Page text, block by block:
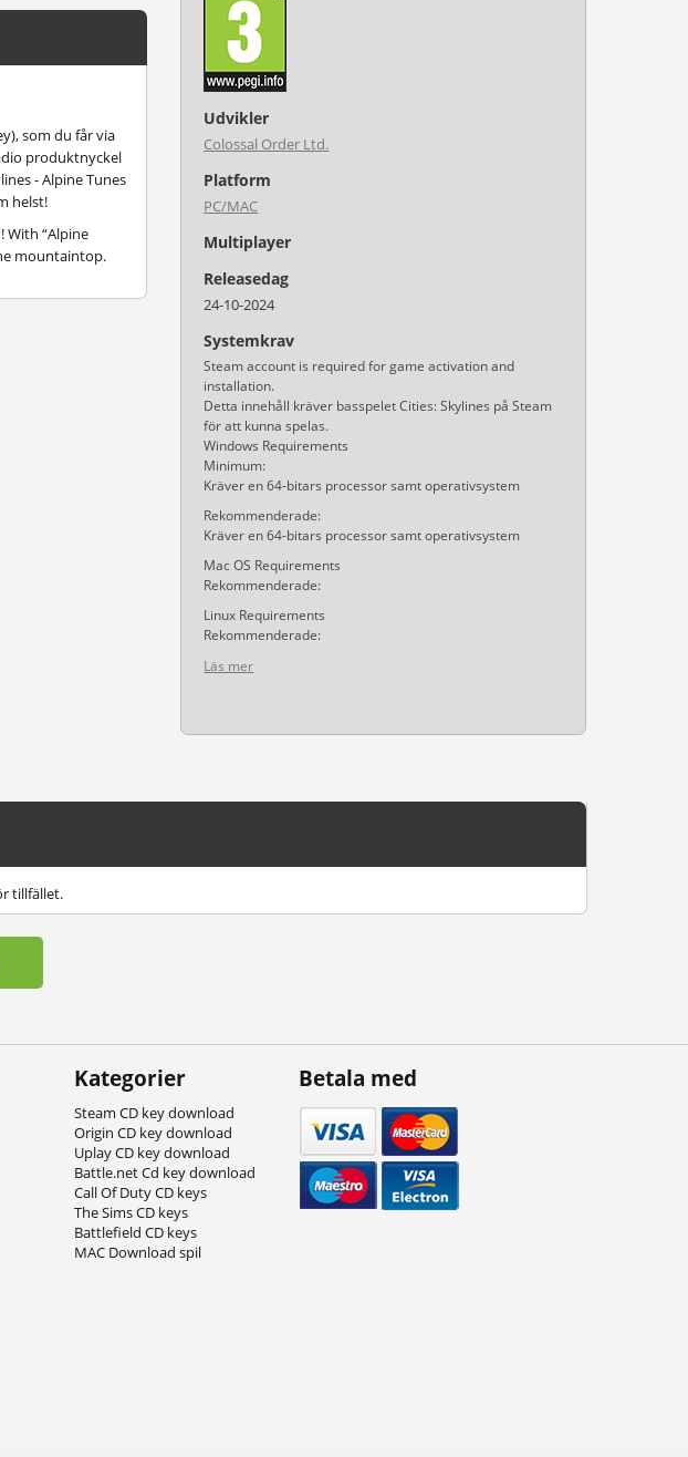
som du får via
produktnyckel
- Alpine Tunes
helst!
With “Alpine
mountaintop.
Udvikler
Colossal Order Ltd.
Platform
PC/MAC
Multiplayer
Releasedag
24-10-2024
Systemkrav
Steam account is required for game activation and
installation.
Detta innehåll kräver basspelet Cities: Skylines på Steam
för att kunna spelas.
Windows Requirements
Minimum:
Kräver en 64-bitars processor samt operativsystem
Rekommenderade:
Kräver en 64-bitars processor samt operativsystem
Mac OS Requirements
Rekommenderade:
Linux Requirements
Rekommenderade:
Läs mer
tillfället.
Kategorier
Steam CD key download
Origin CD key download
Uplay CD key download
Battle.net Cd key download
Call Of Duty CD keys
The Sims CD keys
Battlefield CD keys
MAC Download spil
Betala med